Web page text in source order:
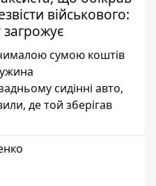
військового:
сумою коштів
сидінні авто,
де той зберігав